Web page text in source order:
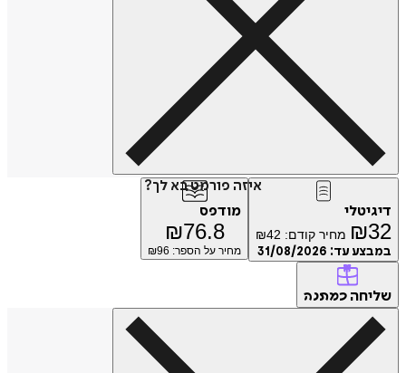
איזה פורמט בא לך?
₪ מחיר קודם: ₪42
עד:31/08/2026
מודפס
₪76.8
מחיר על הספר: ₪96
כמתנה